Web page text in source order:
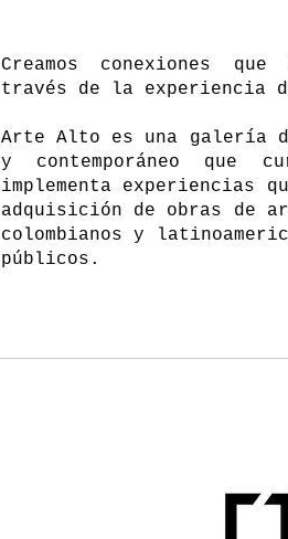
Creamos conexiones
través de la experiencia
Arte Alto es una galería
y contemporáneo que
implementa experiencias
adquisición de obras de
colombianos y
públicos.